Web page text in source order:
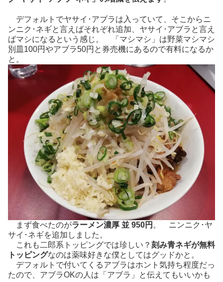
デフォルトでヤサイ･アブラは入っていて、そこからニ
ンニク･ネギと言えばそれぞれ追加、ヤサイ･アブラと言え
ばマシになるという感じ。 「マシマシ」は野菜マシマシ
別皿100円やアブラ50円と券売機にあるので有料になるか
と。
まず食べたのがラーメン濃厚 並 950円 。 ニンニク･ヤ
サイ･ネギを追加しました。
これも二郎系トッピングでは珍しい？ 刻み青ネギが無料
トッピングなのは薬味好きな僕としてはグッドかと。
デフォルトで付いてくるアブラはホント気持ち程度だっ
たので、アブラOKの人は「アブラ」と伝えてもいいかも